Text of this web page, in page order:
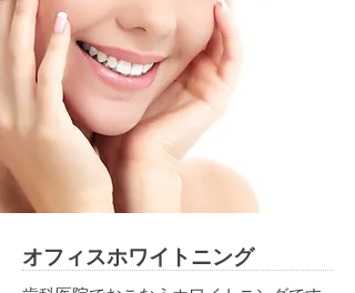
オフィスホワイトニング